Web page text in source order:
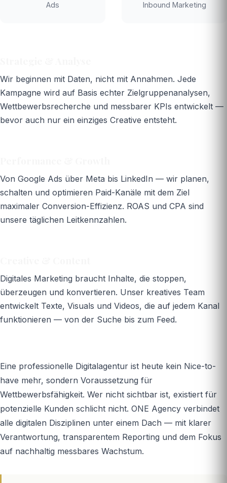
Ads
Inbound Marketing
Wir beginnen mit Daten, nicht mit Annahmen. Jede
Kampagne wird auf Basis echter Zielgruppenanalysen,
Wettbewerbsrecherche und messbarer KPIs entwickelt —
bevor auch nur ein einziges Creative entsteht.
Von Google Ads über Meta bis LinkedIn — wir planen,
schalten und optimieren Paid-Kanäle mit dem Ziel
maximaler Conversion-Effizienz. ROAS und CPA sind
unsere täglichen Leitkennzahlen.
Digitales Marketing braucht Inhalte, die stoppen,
überzeugen und konvertieren. Unser kreatives Team
entwickelt Texte, Visuals und Videos, die auf jedem Kanal
funktionieren — von der Suche bis zum Feed.
Eine professionelle Digitalagentur ist heute kein Nice-to-
have mehr, sondern Voraussetzung für
Wettbewerbsfähigkeit. Wer nicht sichtbar ist, existiert für
potenzielle Kunden schlicht nicht. ONE Agency verbindet
alle digitalen Disziplinen unter einem Dach — mit klarer
Verantwortung, transparentem Reporting und dem Fokus
auf nachhaltig messbares Wachstum.